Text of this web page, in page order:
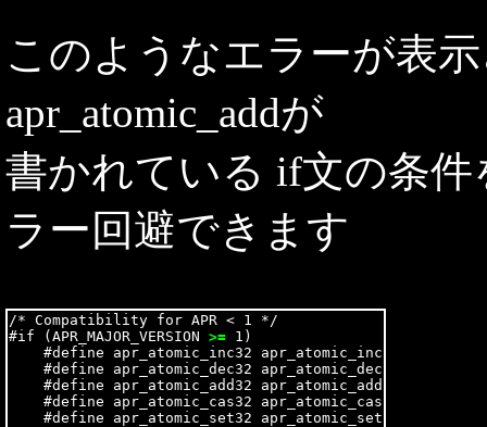
このようなエラーが表
apr_atomic_addが
書かれている if文の条
ラー回避できます
/* Compatibility for APR < 1 */
#if (APR_MAJOR_VERSION >= 1)
    #define apr_atomic_inc32 apr_atomic_inc
    #define apr_atomic_dec32 apr_atomic_dec
    #define apr_atomic_add32 apr_atomic_add
    #define apr_atomic_cas32 apr_atomic_cas
    #define apr_atomic_set32 apr_atomic_set